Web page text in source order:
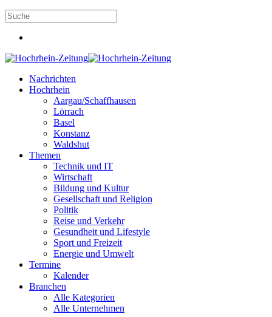
Nachrichten
Hochrhein
Aargau/Schaffhausen
Lörrach
Basel
Konstanz
Waldshut
Themen
Technik und IT
Wirtschaft
Bildung und Kultur
Gesellschaft und Religion
Politik
Reise und Verkehr
Gesundheit und Lifestyle
Sport und Freizeit
Energie und Umwelt
Termine
Kalender
Branchen
Alle Kategorien
Alle Unternehmen